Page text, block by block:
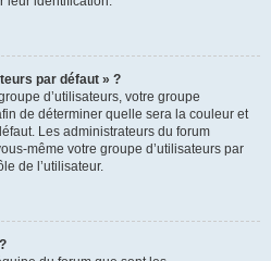
par défaut » ?
d’utilisateurs, votre groupe
de déterminer quelle sera la couleur et
Les administrateurs du forum
même votre groupe d’utilisateurs par
de l’utilisateur.